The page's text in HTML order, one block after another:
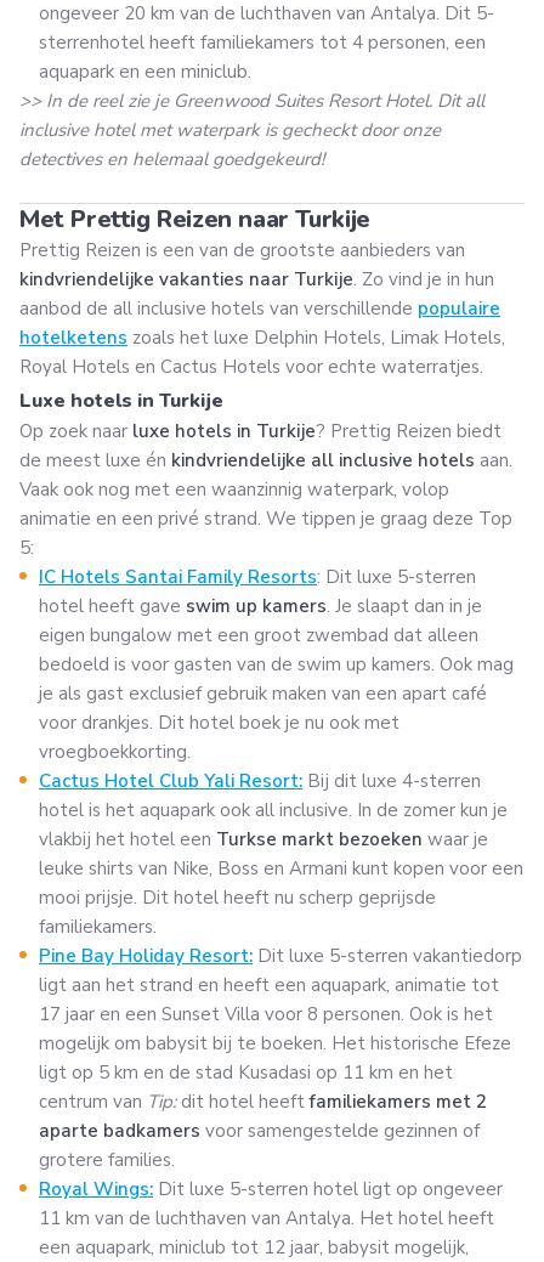
ongeveer 20 km van de luchthaven van Antalya. Dit 5-
sterrenhotel heeft familiekamers tot 4 personen, een
aquapark en een miniclub.
>> In de reel zie je Greenwood Suites Resort Hotel. Dit all
inclusive hotel met waterpark is gecheckt door onze
detectives en helemaal goedgekeurd!
Met Prettig Reizen naar Turkije
Prettig Reizen is een van de grootste aanbieders van
kindvriendelijke vakanties naar Turkije. Zo vind je in hun
aanbod de all inclusive hotels van verschillende populaire
hotelketens zoals het luxe Delphin Hotels, Limak Hotels,
Royal Hotels en Cactus Hotels voor echte waterratjes.
Luxe hotels in Turkije
Op zoek naar luxe hotels in Turkije? Prettig Reizen biedt
de meest luxe én kindvriendelijke all inclusive hotels aan.
Vaak ook nog met een waanzinnig waterpark, volop
animatie en een privé strand. We tippen je graag deze Top
5:
IC Hotels Santai Family Resorts: Dit luxe 5-sterren
hotel heeft gave swim up kamers. Je slaapt dan in je
eigen bungalow met een groot zwembad dat alleen
bedoeld is voor gasten van de swim up kamers. Ook mag
je als gast exclusief gebruik maken van een apart café
voor drankjes. Dit hotel boek je nu ook met
vroegboekkorting.
Cactus Hotel Club Yali Resort: Bij dit luxe 4-sterren
hotel is het aquapark ook all inclusive. In de zomer kun je
vlakbij het hotel een Turkse markt bezoeken waar je
leuke shirts van Nike, Boss en Armani kunt kopen voor een
mooi prijsje. Dit hotel heeft nu scherp geprijsde
familiekamers.
Pine Bay Holiday Resort: Dit luxe 5-sterren vakantiedorp
ligt aan het strand en heeft een aquapark, animatie tot
17 jaar en een Sunset Villa voor 8 personen. Ook is het
mogelijk om babysit bij te boeken. Het historische Efeze
ligt op 5 km en de stad Kusadasi op 11 km en het
centrum van Tip: dit hotel heeftfamiliekamers met 2
aparte badkamers voor samengestelde gezinnen of
grotere families.
Royal Wings: Dit luxe 5-sterren hotel ligt op ongeveer
11 km van de luchthaven van Antalya. Het hotel heeft
een aquapark, miniclub tot 12 jaar, babysit mogelijk,